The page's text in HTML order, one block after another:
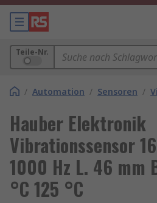
Teile-Nr.
/ Automation / Sensoren /
Hauber Elektronik
Vibrationssensor
1000 Hz L. 46 mm
°C 125 °C